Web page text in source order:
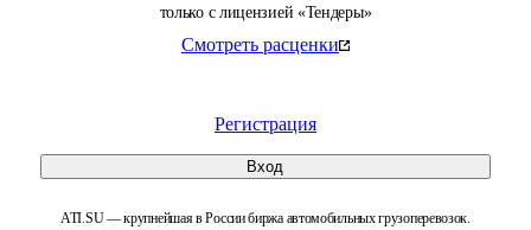
только с лицензией «Тендеры»
Смотреть расценки
Регистрация
Вход
ATI.SU — крупнейшая в России биржа автомобильных грузоперевозок.